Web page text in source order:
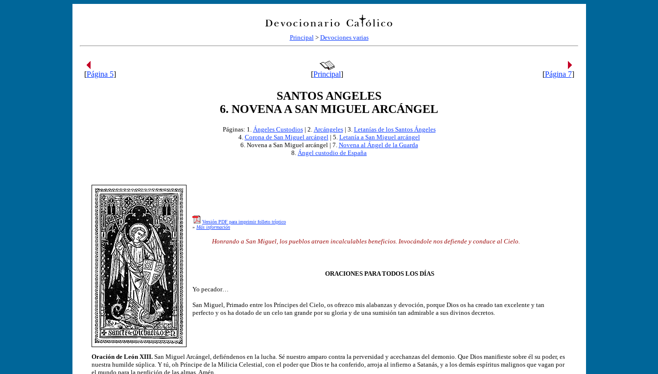
Principal> Devociones varias
[Página 5] [Principal] [Página 7]
SANTOS ANGELES
6. NOVENA A SAN MIGUEL ARCÁNGEL
Páginas: 1. Ángeles Custodios| 2. Arcángeles| 3. Letanías de los Santos Ángeles
4. Corona de San Miguel arcángel | 5. Letanía a San Miguel arcángel
6. Novena a San Miguel arcángel | 7. Novena al Ángel de la Guarda
8. Ángel custodio de España
Versión PDF para imprimir folleto tríptico
» Más información
Honrando a San Miguel, los pueblos atraen incalculables beneficios. Invocándole nos defiende y conduce al Cielo.
ORACIONES PARA TODOS LOS DÍAS
Yo pecador…
San Miguel, Primado entre los Príncipes del Cielo, os ofrezco mis alabanzas y devoción, porque Dios os ha creado tan excelente y tan
perfecto y os ha dotado de un celo tan grande por su gloria y de una sumisión tan admirable a sus divinos decretos.
Oración de León XIII. San Miguel Arcángel, defiéndenos en la lucha. Sé nuestro amparo contra la perversidad y acechanzas del demonio. Que Dios manifieste sobre él su poder, es
nuestra humilde súplica. Y tú, oh Príncipe de la Milicia Celestial, con el poder que Dios te ha conferido, arroja al infierno a Satanás, y a los demás espíritus malignos que vagan por
el mundo para la perdición de las almas. Amén.